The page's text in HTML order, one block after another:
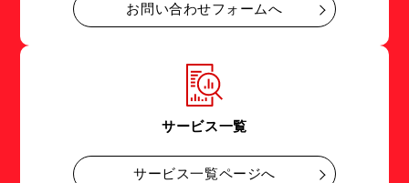
お問い合わせフォームへ
サービス一覧
サービス一覧ページへ